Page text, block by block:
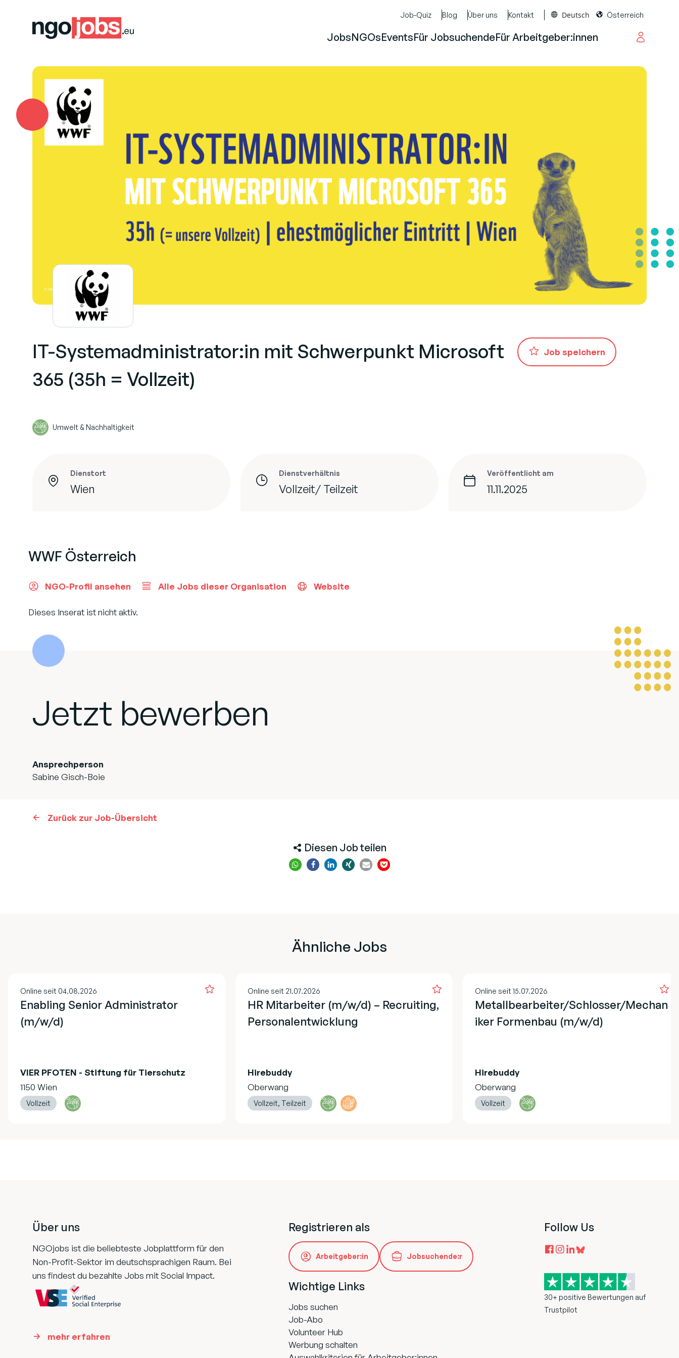
Job-Quiz Blog Über uns Kontakt Deutsch Österreich
JobsNGOsEventsFür JobsuchendeFür Arbeitgeber:innen
IT-Systemadministrator:in mit Schwerpunkt Microsoft
365 (35h = Vollzeit)
Umwelt & Nachhaltigkeit
Job speichern
Dienstort
Wien
Dienstverhältnis
Vollzeit/ Teilzeit
Veröffentlicht am
11.11.2025
WWF Österreich
NGO-Profil ansehen Alle Jobs dieser Organisation Website
Dieses Inserat ist nicht aktiv.
Jetzt bewerben
Ansprechperson
Sabine Gisch-Boie
Zurück zur Job-Übersicht
Diesen Job teilen
Ähnliche Jobs
Online seit 04.08.2026
Enabling Senior Administrator
(m/w/d)
VIER PFOTEN - Stiftung für Tierschutz
1150 Wien
Vollzeit
Online seit 21.07.2026
HR Mitarbeiter (m/w/d) – Recruiting,
Personalentwicklung
Hirebuddy
Oberwang
Vollzeit, Teilzeit
Online seit 15.07.2026
Metallbearbeiter/Schlosser/Mechan
iker Formenbau (m/w/d)
Hirebuddy
Oberwang
Vollzeit
Über uns
NGOjobs ist die beliebteste Jobplattform für den
Non-Profit-Sektor im deutschsprachigen Raum. Bei
uns findest du bezahlte Jobs mit Social Impact.
mehr erfahren
Registrieren als
Arbeitgeber:in Jobsuchende:r
Wichtige Links
Jobs suchen
Job-Abo
Volunteer Hub
Werbung schalten
Follow Us
30+ positive Bewertungen auf
Trustpilot